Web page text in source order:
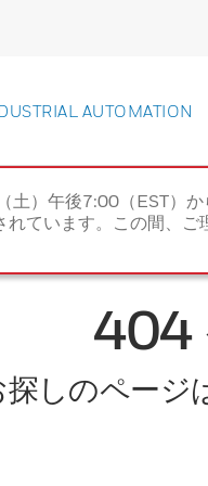
AUTOMATION
土）午後7:00（EST）
れています。この間、
404
探しのページ